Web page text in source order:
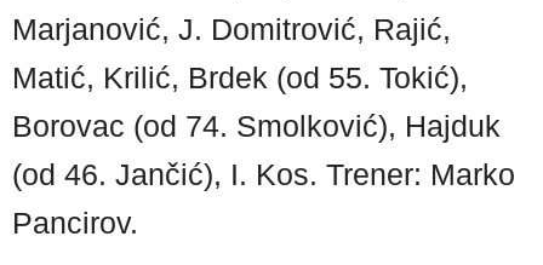
Marjanović, J. Domitrović, Rajić,
Matić, Krilić, Brdek (od 55. Tokić),
Borovac (od 74. Smolković), Hajduk
(od 46. Jančić), I. Kos. Trener: Marko
Pancirov.